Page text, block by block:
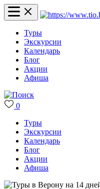
Туры
Экскурсии
Календарь
Блог
Акции
Афиша
0
Туры
Экскурсии
Календарь
Блог
Акции
Афиша